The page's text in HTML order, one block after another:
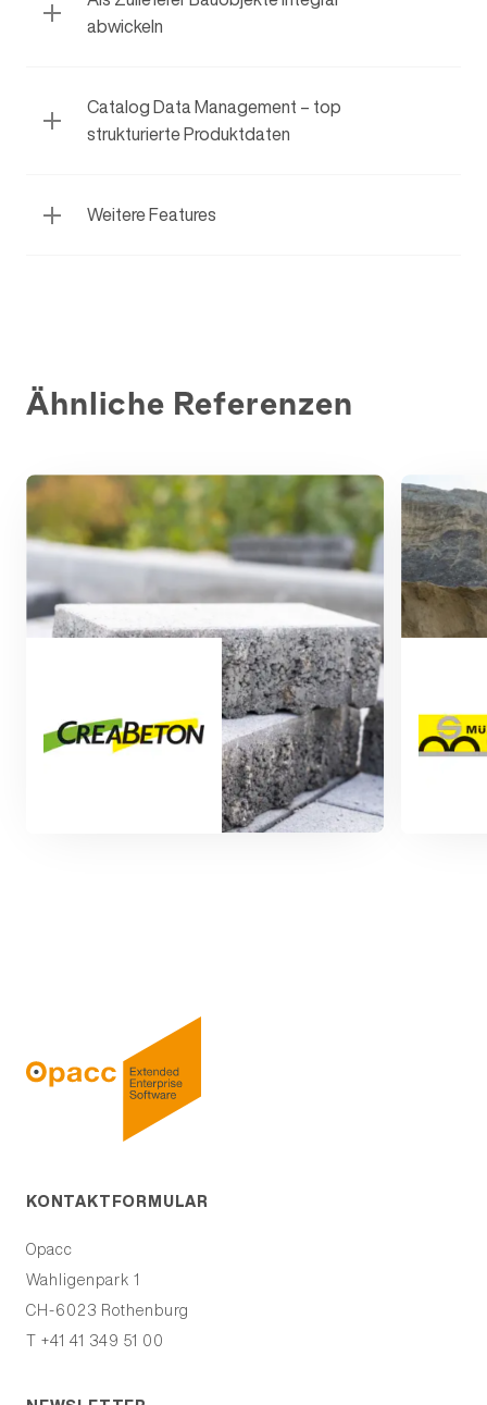
abwickeln
Catalog Data Management – top
strukturierte Produktdaten
Weitere Features
Ähnliche Referenzen
KONTAKTFORMULAR
Opacc
Wahligenpark 1
CH-6023 Rothenburg
T +41 41 349 51 00